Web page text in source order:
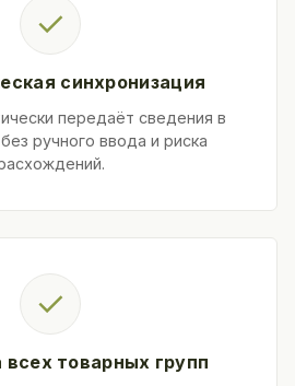
✓
синхронизация
передаёт сведения в
ручного ввода и риска
✓
товарных групп